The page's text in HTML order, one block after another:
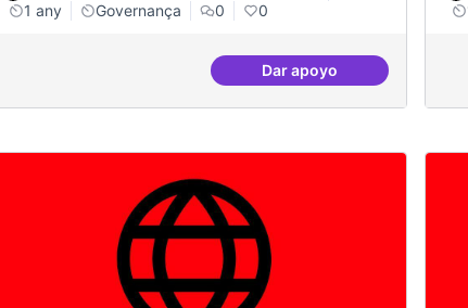
1 any
Governança 0 0
Dar apoyoMapeig d'experiències